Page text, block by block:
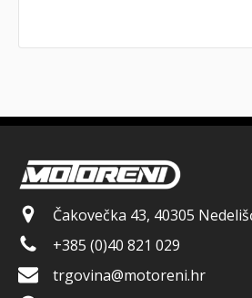
Čakovečka 43, 40305
+385 (0)40 821 029
trgovina@motoreni.hr